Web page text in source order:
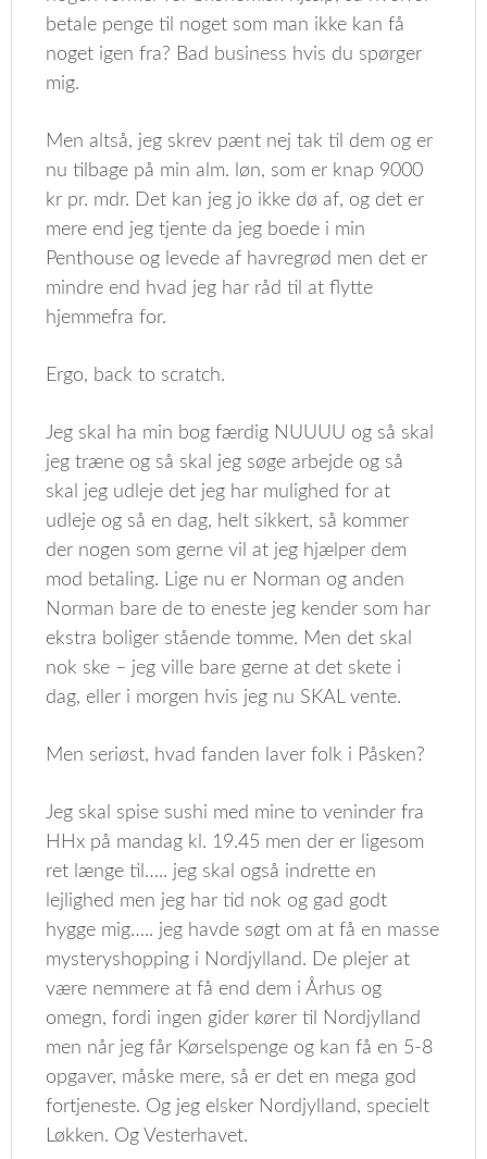
betale penge til noget som man ikke kan få
noget igen fra? Bad business hvis du spørger
mig.
Men altså, jeg skrev pænt nej tak til dem og er
nu tilbage på min alm. løn, som er knap 9000
kr pr. mdr. Det kan jeg jo ikke dø af, og det er
mere end jeg tjente da jeg boede i min
Penthouse og levede af havregrød men det er
mindre end hvad jeg har råd til at flytte
hjemmefra for.
Ergo, back to scratch.
Jeg skal ha min bog færdig NUUUU og så skal
jeg træne og så skal jeg søge arbejde og så
skal jeg udleje det jeg har mulighed for at
udleje og så en dag, helt sikkert, så kommer
der nogen som gerne vil at jeg hjælper dem
mod betaling. Lige nu er Norman og anden
Norman bare de to eneste jeg kender som har
ekstra boliger stående tomme. Men det skal
nok ske – jeg ville bare gerne at det skete i
dag, eller i morgen hvis jeg nu SKAL vente.
Men seriøst, hvad fanden laver folk i Påsken?
Jeg skal spise sushi med mine to veninder fra
HHx på mandag kl. 19.45 men der er ligesom
ret længe til….. jeg skal også indrette en
lejlighed men jeg har tid nok og gad godt
hygge mig….. jeg havde søgt om at få en masse
mysteryshopping i Nordjylland. De plejer at
være nemmere at få end dem i Århus og
omegn, fordi ingen gider kører til Nordjylland
men når jeg får Kørselspenge og kan få en 5-8
opgaver, måske mere, så er det en mega god
fortjeneste. Og jeg elsker Nordjylland, specielt
Løkken. Og Vesterhavet.